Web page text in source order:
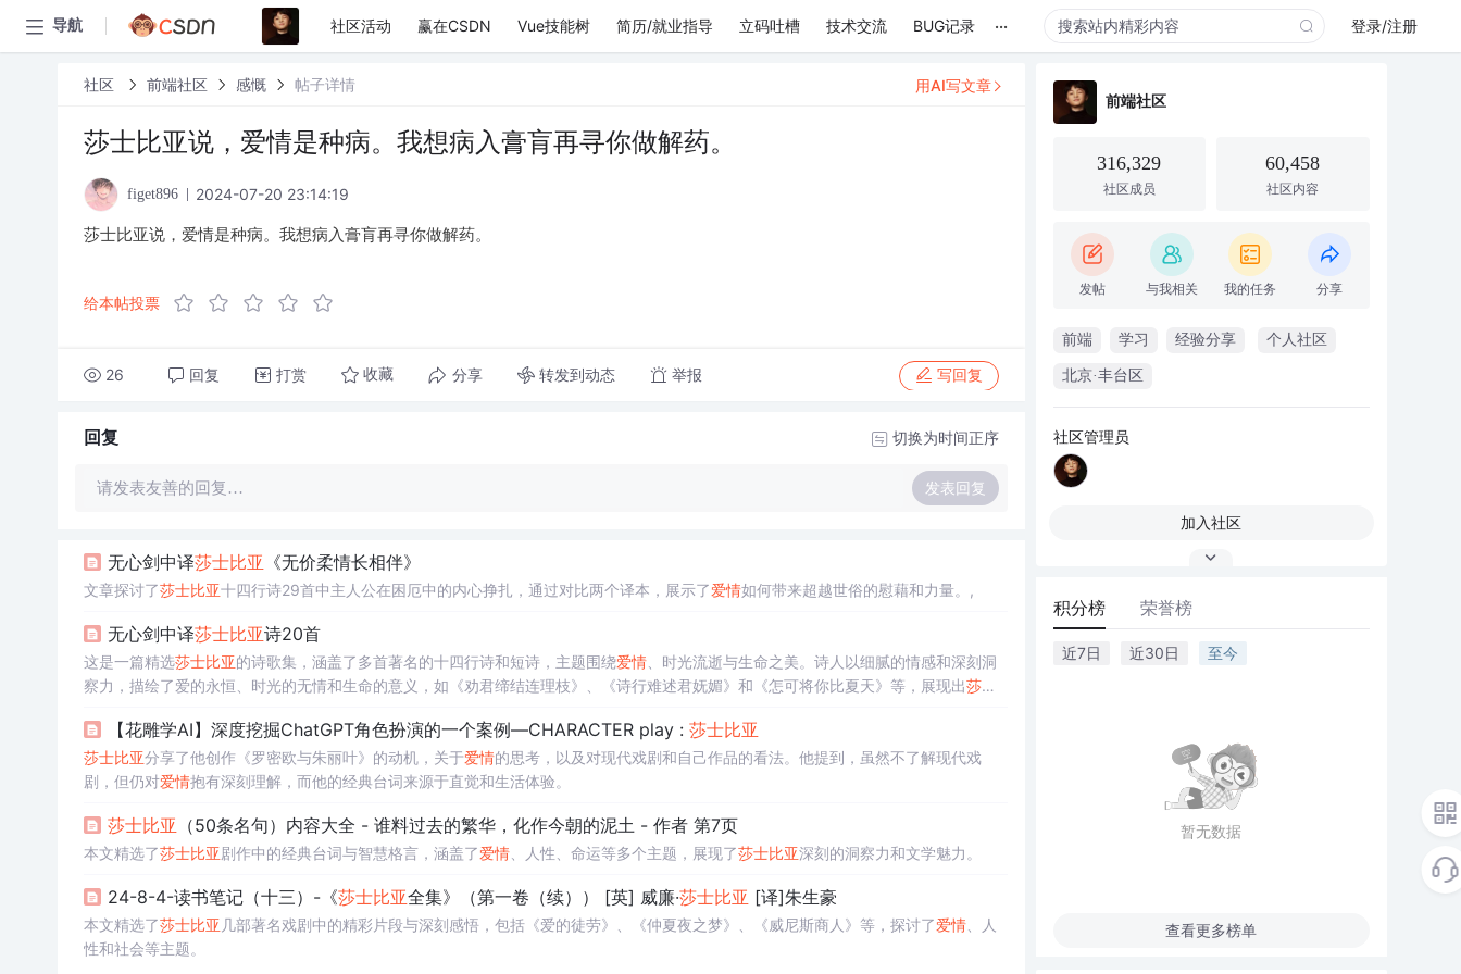
导航 社区活动 赢在CSDN Vue技能树 简历/就业指导 立码吐槽 技术交流 BUG记录 ... 登录/注册
社区 前端社区 感慨 帖子详情
莎士比亚说，爱情是种病。我想病入膏肓再寻你做解药。
figet896 2024-07-20 23:14:19
莎士比亚说，爱情是种病。我想病入膏肓再寻你做解药。
给本帖投票
26 回复 打赏 收藏 分享 转发到动态 举报 写回复
用AI写文章
回复 切换为时间正序
请发表友善的回复… 发表回复
无心剑中译莎士比亚 《无价柔情长相伴》
文章探讨了莎士比亚十四行诗29首中主人公在困厄中的内心挣扎，通过对比两个译本，展示了爱情如何带来超越世俗的慰藉和力量。,
无心剑中译莎士比亚诗20首
这是一篇精选莎士比亚的诗歌集，涵盖了多首著名的十四行诗和短诗，主题围绕爱情、时光流逝与生命之美。诗人以细腻的情感和深刻洞
察力，描绘了爱的永恒、时光的无情和生命的意义，如《劝君缔结连理枝》、《诗行难述君妩媚》和《怎可将你比夏天》等，展现出莎士
【花雕学AI】深度挖掘ChatGPT角色扮演的一个案例—CHARACTER play : 莎士比亚
莎士比亚分享了他创作《罗密欧与朱丽叶》的动机，关于爱情的思考，以及对现代戏剧和自己作品的看法。他提到，虽然不了解现代戏
剧，但仍对爱情抱有深刻理解，而他的经典台词来源于直觉和生活体验。
莎士比亚 （50条名句）内容大全 - 谁料过去的繁华，化作今朝的泥土 - 作者 第7页
本文精选了莎士比亚剧作中的经典台词与智慧格言，涵盖了爱情、人性、命运等多个主题，展现了莎士比亚深刻的洞察力和文学魅力。
24-8-4-读书笔记（十三）-《莎士比亚全集》（第一卷（续）） [英] 威廉·莎士比亚 [译]朱生豪
本文精选了莎士比亚 几部著名戏剧中的精彩片段与深刻感悟，包括《爱的徒劳》、《仲夏夜之梦》、《威尼斯商人》等，探讨了爱情、人
性和社会等主题。
前端社区
316,329
社区成员
60,458
社区内容
发帖 与我相关 我的任务 分享
前端 学习 经验分享 个人社区
北京·丰台区
社区管理员
加入社区
积分榜 荣誉榜
近7日 近30日 至今
暂无数据
查看更多榜单